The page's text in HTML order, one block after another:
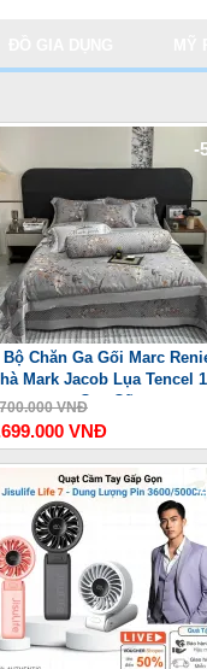
-
Bộ Chăn Ga Gối Marc
Mark Jacob Lụa Tencel
Cao Cấp
VNĐ
VNĐ
-